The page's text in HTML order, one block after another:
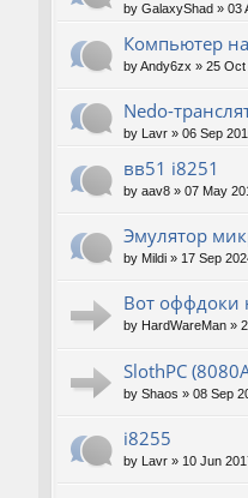
by GalaxyShad » 03
Компьютер
byAndy6zx » 25 Oct
Nedo-
by Lavr » 06 Sep
вв51 i8251
by aav8 » 07 May
Эмулятор
by Mildi » 17 Sep
Вот оффдоки
by HardWareMan »
SlothPC
by Shaos » 08 Sep
i8255
by Lavr » 10 Jun